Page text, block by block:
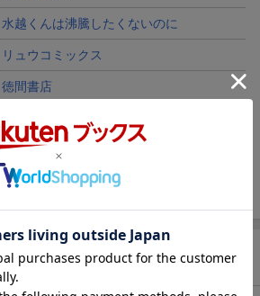
水越くんは沸騰したくないのに
リュウコミックス
徳間書店
コミック
164p
9784199509018